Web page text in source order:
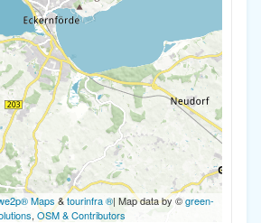
Maps&tourinfra ®| Map data by ©green-
, OSM & Contributors